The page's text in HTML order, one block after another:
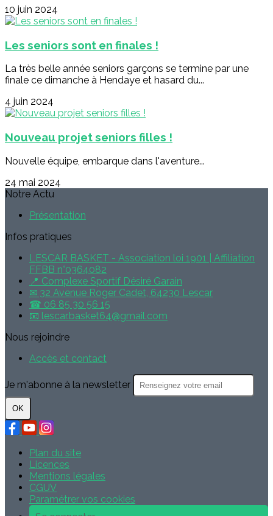
10 juin 2024
Les seniors sont en finales !
La très belle année seniors garçons se termine par une
finale ce dimanche à Hendaye et hasard du...
4 juin 2024
Nouveau projet seniors filles !
Nouvelle équipe, embarque dans l'aventure...
24 mai 2024
Notre Actu
Présentation
Infos pratiques
LESCAR BASKET - Association loi 1901 | Affiliation
FFBB n°0364082
📍 Complexe Sportif Désiré Garain
✉ 32 Avenue Roger Cadet, 64230 Lescar
☎ 06 85 30 56 15
📧 lescar.basket64@gmail.com
Nous rejoindre
Accès et contact
Je m'abonne à la newsletter
OK
Plan du site
Licences
Mentions légales
CGUV
Paramétrer vos cookies